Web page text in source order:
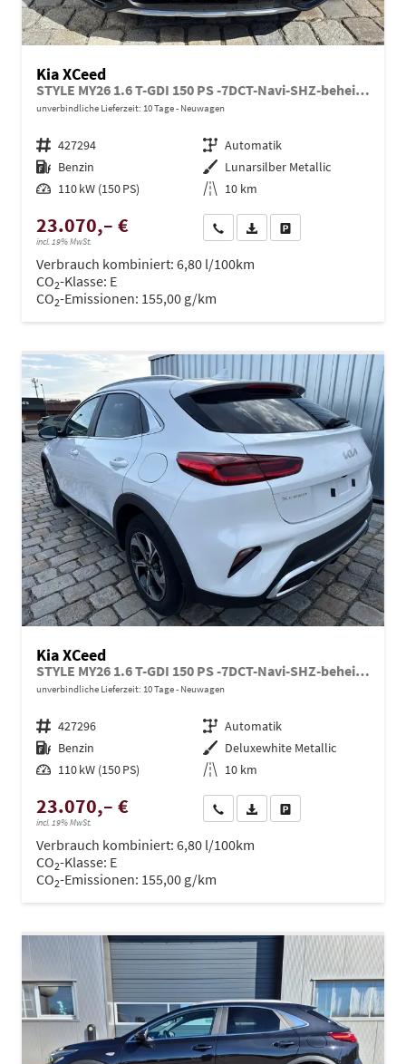
Kia XCeed
STYLE MY26 1.6 T-GDI 150 PS -7DCT-Navi-SHZ-beheizbares Lenkrad-Klimaautomatik 2Zonen-LED-Kamera-PDC-16"Alu-Sofort
unverbindliche Lieferzeit: 10 Tage Neuwagen
Fahrzeugnr. 427294 Getriebe Automatik
Kraftstoff Benzin Außenfarbe Lunarsilber Metallic
Leistung 110 kW (150 PS) Kilometerstand 10 km
23.070,– €
incl. 19% MwSt.
Wir rufen Sie anPDF-Datei, Fahrzeugexposé
Verbrauch kombiniert: 6,80 l/100km
CO2-Klasse: E
CO2-Emissionen: 155,00 g/km
Kia XCeed
STYLE MY26 1.6 T-GDI 150 PS -7DCT-Navi-SHZ-beheizbares Lenkrad-Klimaautomatik 2Zonen-LED-Kamera-PDC-16"Alu-Sofort
unverbindliche Lieferzeit: 10 Tage Neuwagen
Fahrzeugnr. 427296 Getriebe Automatik
Kraftstoff Benzin Außenfarbe Deluxewhite Metallic
Leistung 110 kW (150 PS) Kilometerstand 10 km
23.070,– €
incl. 19% MwSt.
Wir rufen Sie anPDF-Datei, Fahrzeugexposé
Verbrauch kombiniert: 6,80 l/100km
CO2-Klasse: E
CO2-Emissionen: 155,00 g/km